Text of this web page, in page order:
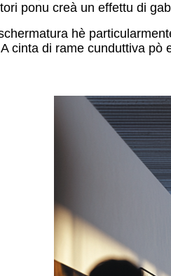
ponu creà un effettu di
hè
cinta di rame cunduttiva